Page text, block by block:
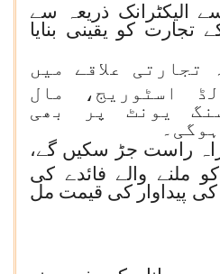
الیکٹرانک ذریعہ سے
کو یقینی بنایا
تجارتی علاقے میں
اسٹوریج، مال
یونٹ پر بھی
راست جڑ سکیں گے،
ملنے والے فائدے کی
کی پیداوار کی قیمت مل